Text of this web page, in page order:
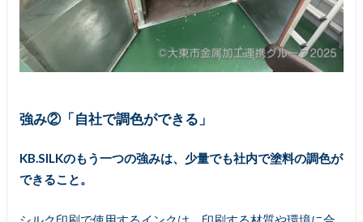
強み②「自社で調色ができる」
KB.SILKのもう一つの強みは、少量でも社内で塗料の調色が
できること。